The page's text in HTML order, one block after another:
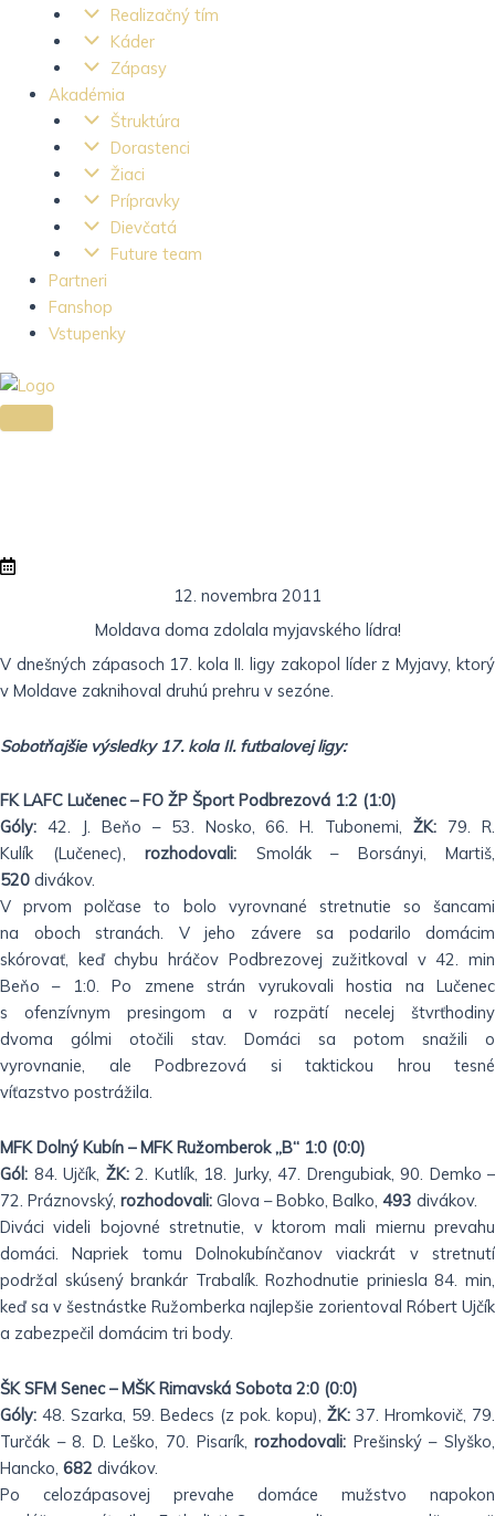
Realizačný tím
Káder
Zápasy
Akadémia
Štruktúra
Dorastenci
Žiaci
Prípravky
Dievčatá
Future team
Partneri
Fanshop
Vstupenky
12. novembra 2011
Moldava doma zdolala myjavského lídra!
V dnešných zápasoch 17. kola II. ligy zakopol líder z Myjavy, ktorý
v Moldave zaknihoval druhú prehru v sezóne.
Sobotňajšie výsledky 17. kola II. futbalovej ligy:
FK LAFC Lučenec – FO ŽP Šport Podbrezová 1:2 (1:0)
Góly: 42. J. Beňo – 53. Nosko, 66. H. Tubonemi,ŽK: 79. R.
Kulík
(Lučenec), rozhodovali: Smolák – Borsányi, Martiš,
520 divákov.
V prvom polčase to bolo vyrovnané stretnutie so šancami
na
oboch stranách. V jeho závere sa podarilo domácim
skórovať,
keď chybu hráčov Podbrezovej zužitkoval v 42. min
Beňo –
1:0. Po zmene strán vyrukovali hostia na Lučenec
s
ofenzívnym presingom a v rozpätí necelej štvrťhodiny
dvoma
gólmi otočili stav. Domáci sa potom snažili o
vyrovnanie,
ale Podbrezová si taktickou hrou tesné
víťazstvo postrážila.
MFK Dolný Kubín – MFK Ružomberok „B“ 1:0 (0:0)
Gól: 84. Ujčík, ŽK:2. Kutlík, 18. Jurky, 47. Drengubiak, 90. Demko –
72. Práznovský, rozhodovali: Glova – Bobko, Balko, 493 divákov.
Diváci videli bojovné stretnutie, v ktorom mali miernu prevahu
domáci. Napriek tomu Dolnokubínčanov viackrát v
stretnutí
podržal skúsený brankár Trabalík. Rozhodnutie priniesla 84. min,
keď sa v šestnástke Ružomberka najlepšie zorientoval Róbert Ujčík
a zabezpečil domácim tri body.
ŠK SFM Senec – MŠK Rimavská Sobota 2:0 (0:0)
Góly: 48. Szarka, 59. Bedecs (z pok. kopu), ŽK: 37. Hromkovič, 79.
Turčák – 8. D. Leško, 70. Pisarík, rozhodovali: Prešinský – Slyško,
Hancko, 682 divákov.
Po celozápasovej prevahe domáce mužstvo napokon